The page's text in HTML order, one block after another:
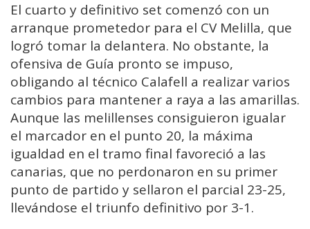
El cuarto y definitivo set comenzó con un
arranque prometedor para el CV Melilla, que
logró tomar la delantera. No obstante, la
ofensiva de Guía pronto se impuso,
obligando al técnico Calafell a realizar varios
cambios para mantener a raya a las amarillas.
Aunque las melillenses consiguieron igualar
el marcador en el punto 20, la máxima
igualdad en el tramo final favoreció a las
canarias, que no perdonaron en su primer
punto de partido y sellaron el parcial 23-25,
llevándose el triunfo definitivo por 3-1.